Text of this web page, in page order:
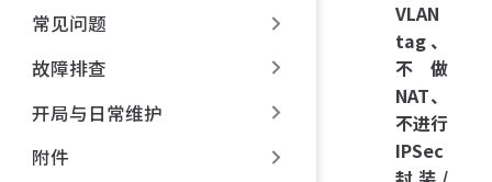
常见问题
故障排查
开局与日常维护
附件
VLAN
tag、
不做
NAT、
不进行
IPSec